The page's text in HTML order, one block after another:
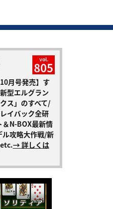
vol.
805
月号発売】す
型エルグラン
ス」のすべて/
イバック全研
N-BOX最新情
攻略大作戦/新
→ 詳しくは